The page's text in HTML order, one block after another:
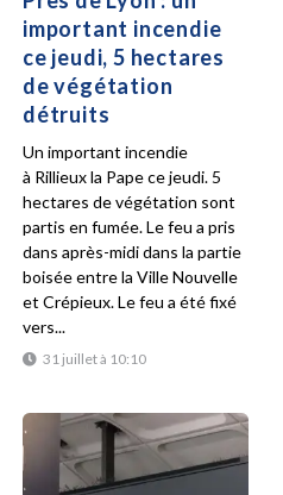
important incendie
ce jeudi, 5 hectares
de végétation
détruits
31 juillet à 10:10
Un important incendie
à Rillieux la Pape ce jeudi. 5
hectares de végétation sont
partis en fumée. Le feu a pris
dans après-midi dans la partie
boisée entre la Ville Nouvelle
et Crépieux. Le feu a été fixé
vers...